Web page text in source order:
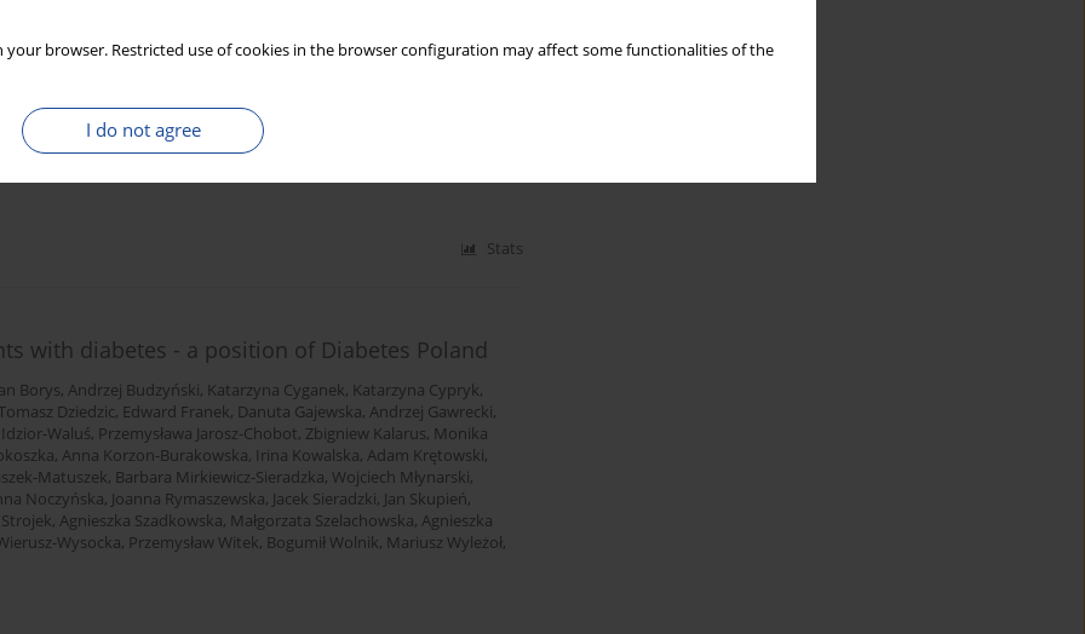
your browser. Restricted use of cookies in the browser configuration may affect some functionalities of the
I do not agree
management and glycemic monitoring in
other viral pandemics
Janusz Gumprecht,Krzysztof Strojek
Stats
with diabetes - a position of Diabetes Poland
Borys, Andrzej Budzyński, Katarzyna Cyganek, Katarzyna Cypryk,
Dziedzic, Edward Franek, Danuta Gajewska, Andrzej Gawrecki,
Waluś, Przemysława Jarosz-Chobot, Zbigniew Kalarus, Monika
, Anna Korzon-Burakowska, Irina Kowalska, Adam Krętowski,
Matuszek, Barbara Mirkiewicz-Sieradzka, Wojciech Młynarski,
Noczyńska, Joanna Rymaszewska, Jacek Sieradzki, Jan Skupień,
, Agnieszka Szadkowska, Małgorzata Szelachowska, Agnieszka
Wysocka, Przemysław Witek, Bogumił Wolnik, Mariusz Wyleżoł,